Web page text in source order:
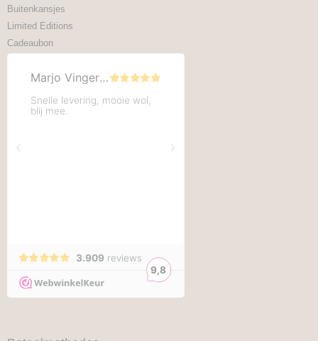
Buitenkansjes
Limited Editions
Cadeaubon